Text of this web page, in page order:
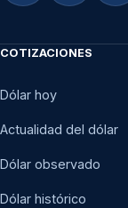
COTIZACIONES
Dólar hoy
Actualidad del dólar
Dólar observado
Dólar histórico